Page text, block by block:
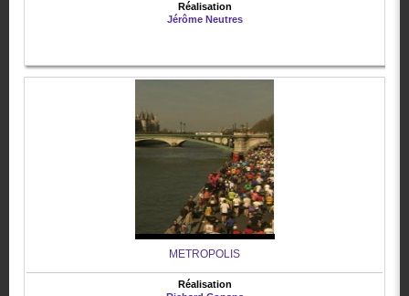
Réalisation
Jérôme Neutres
METROPOLIS
Réalisation